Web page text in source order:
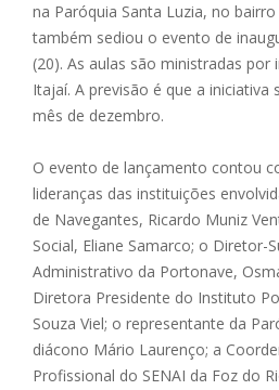
na Paróquia Santa Luzia, no
também sediou o evento de
(20). As aulas são ministradas por
Itajaí. A previsão é que a iniciativa
mês de dezembro.
O evento de lançamento contou
lideranças das instituições
de Navegantes, Ricardo Muniz
Social, Eliane Samarco; o Diretor-
Administrativo da Portonave,
Diretora Presidente do Instituto
Souza Viel; o representante da
diácono Mário Laurenço; a
Profissional do SENAI da Foz do